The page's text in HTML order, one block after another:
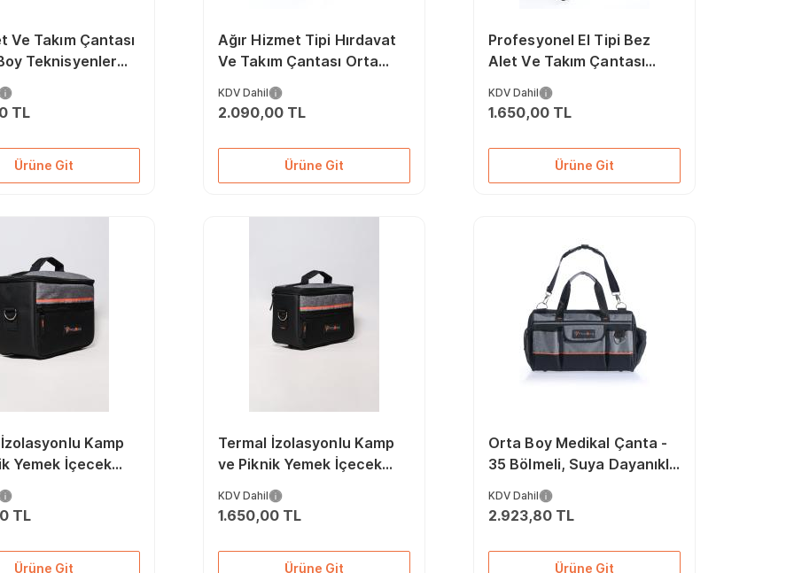
Ve Takım Çantası
Teknisyenler
Taşıma Su
TL
Ürüne Git
Ağır Hizmet Tipi Hırdavat
Ve Takım Çantası Orta
KDV Dahil
2.090,00 TL
Ürüne Git
Profesyonel El Tipi Bez
Alet Ve Takım Çantası
Küçük Boy Suya Dayanıklı
Pratik Taşıma!
KDV Dahil
1.650,00 TL
Ürüne Git
Kamp
Yemek İçecek
Çantası, Soğutucu
15 Litre
TL
Ürüne Git
Termal İzolasyonlu Kamp
ve Piknik Yemek İçecek
Taşıma Çantası, Soğutucu
Buzluk Çanta 8 Litre
KDV Dahil
1.650,00 TL
Ürüne Git
Orta Boy Medikal Çanta -
35 Bölmeli, Suya Dayanıklı,
Taşınabilir Tıbbi Ekipman
Çantası
KDV Dahil
2.923,80 TL
Ürüne Git